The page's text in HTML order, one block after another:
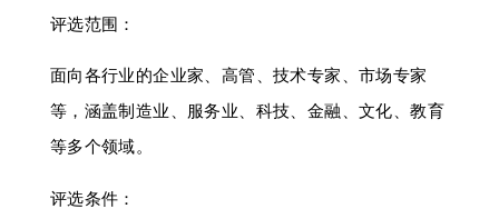
评选范围：
面向各行业的企业家、高管、技术专家、市场专家
等，涵盖制造业、服务业、科技、金融、文化、教育
等多个领域。
评选条件：